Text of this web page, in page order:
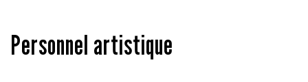
Personnel artistique